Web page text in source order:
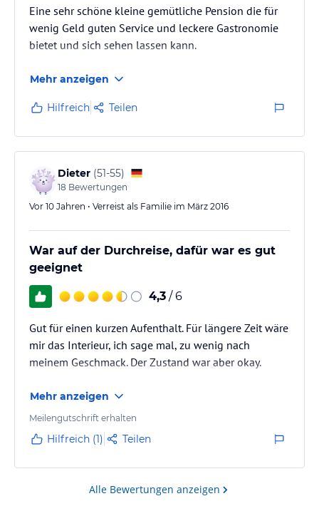
Eine sehr schöne kleine gemütliche Pension die für
wenig Geld guten Service und leckere Gastronomie
bietet und sich sehen lassen kann.
Mehr anzeigen
Hilfreich Teilen
Dieter (51-55)
18 Bewertungen
Vor 10 Jahren • Verreist als Familie im März 2016
War auf der Durchreise, dafür war es gut
geeignet
4,3 / 6
Gut für einen kurzen Aufenthalt. Für längere Zeit wäre
mir das Interieur, ich sage mal, zu wenig nach
meinem Geschmack. Der Zustand war aber okay.
Mehr anzeigen
Meilengutschrift erhalten
Hilfreich (1) Teilen
Alle Bewertungen anzeigen